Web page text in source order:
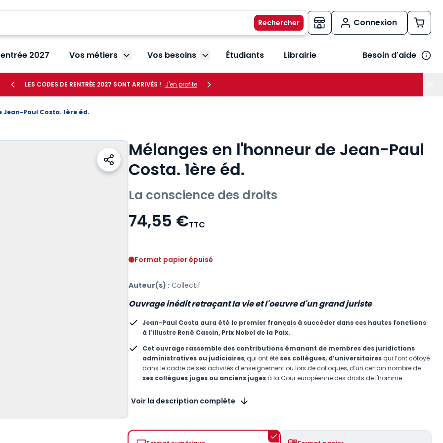
Connexion
2027 Vos métiers Afficher le sous-menu Vos métiers
Vos besoins Afficher le sous-menu Vos besoins
Étudiants Librairie Besoin d'aide
LES CODES DE RENTRÉE 2027 SONT ARRIVÉS ! J'en profite
Paul Costa. 1ère éd.
Mélanges en l'honneur de Jean-Paul
Costa. 1ère éd.
La conscience des droits
74,55 €TTC
Format papier épuisé
Auteur(s) : Collectif
Ouvrage inédit retraçant la vie et l'oeuvre d'un grand juriste
Jean-Paul Costa aura été le premier français à succéder dans ces hautes fonctions
à l’illustre René Cassin, Prix Nobel de la Paix.
Cet ouvrage rassemble des contributions émanant de membres des juridictions
administratives ou judiciaires, qui ont été ses collègues, d’universitaires qui l’ont côtoyé
dans le cadre de ses activités d’enseignement ou lors de colloques, d’un certain nombre de
ses collègues juges ou anciens juges à la Cour européenne des droits de l'homme
Voir la description complète